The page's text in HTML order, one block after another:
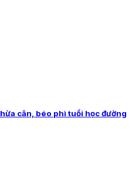
cân, béo phì tuổi học đường